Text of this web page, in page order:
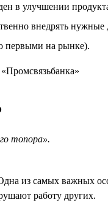
в улучшении
внедрять нужные
первыми на рынке).
топора».
из самых важных
работу других.